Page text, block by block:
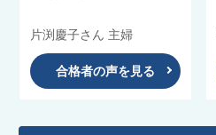
片渕慶子さん 主婦
合格者の声を見る